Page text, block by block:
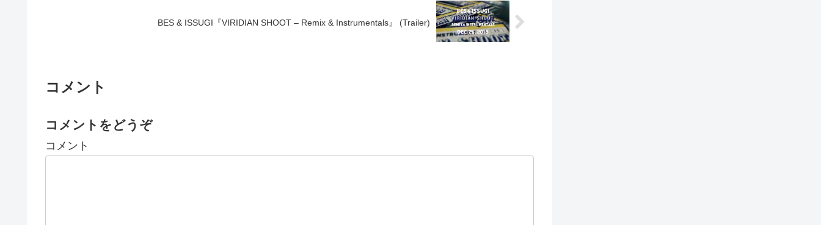
BES & ISSUGI『VIRIDIAN SHOOT – Remix & Instrumentals』 (Trailer)
コメント
コメントをどうぞ
コメント